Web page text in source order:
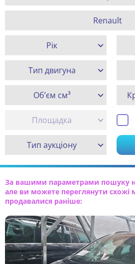
Renault
Рік
Тип двигуна
Об’єм см³
Площадка
Тип аукціону
За вашими параметрами пошуку
але ви можете переглянути схожі
продавалися раніше: